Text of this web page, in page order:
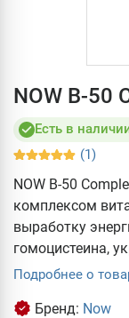
NOW B-50
Есть в
(1)
NOW B-50
комплексом
выработку
гомоцистеина,
Подробнее о
Бренд: Now